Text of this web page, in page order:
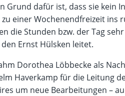
Grund dafür ist, dass sie kein
einer Wochenendfreizeit ins
die Stunden bzw. der Tag
Ernst Hülsken leitet.
Dorothea Löbbecke als
Haverkamp für die Leitung
um neue Bearbeitungen –